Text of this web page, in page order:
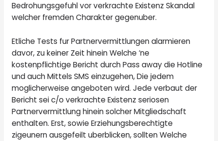
Bedrohungsgefuhl vor verkrachte Existenz Skandal
welcher fremden Charakter gegenuber.
Etliche Tests fur Partnervermittlungen alarmieren
davor, zu keiner Zeit hinein Welche ‘ne
kostenpflichtige Bericht durch Pass away die Hotline
und auch Mittels SMS einzugehen, Die jedem
moglicherweise angeboten wird. Jede verbaut der
Bericht sei c/o verkrachte Existenz seriosen
Partnervermittlung hinein solcher Mitgliedschaft
enthalten. Erst, sowie Erziehungsberechtigte
zigeunern ausgefeilt uberblicken, sollten Welche